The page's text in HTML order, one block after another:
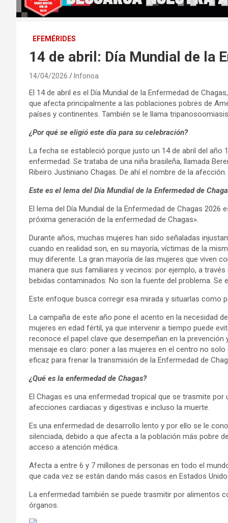
EFEMÉRIDES
14 de abril: Día Mundial de la
14/04/2026 Infonoa
El 14 de abril es el Día Mundial de la Enfermedad de
que afecta principalmente a las poblaciones pobres de
países y continentes. También se le llama
¿Por qué se eligió este día para su celebración?
La fecha se estableció porque justo un 14 de abril del
enfermedad. Se trataba de una niña brasileña, llamada
Ribeiro Justiniano Chagas. De ahí el nombre de la afección.
Este es el lema del Día Mundial de la Enfermedad de
El lema del Día Mundial de la Enfermedad de Chagas
próxima generación de la enfermedad de Chagas».
Durante años, muchas mujeres han sido señaladas
cuando en realidad son, en su mayoría, víctimas de la
muy diferente. La gran mayoría de las mujeres que viven
manera que sus familiares y vecinos: por ejemplo, a
bebidas contaminados. No son la fuente del problema. Se
Este enfoque busca corregir esa mirada y situarlas como
La campaña de este año pone el acento en la necesidad
mujeres en edad fértil, ya que intervenir a tiempo puede
reconoce el papel clave que desempeñan en la
mensaje es claro: poner a las mujeres en el centro no
eficaz para frenar la transmisión de la Enfermedad de
¿Qué es la enfermedad de Chagas?
El Chagas es una enfermedad tropical que se trasmite
afecciones cardiacas y digestivas e incluso la muerte.
Es una enfermedad de desarrollo lento y por ello se le
silenciada, debido a que afecta a la población más pobre
acceso a atención médica.
Afecta a entre 6 y 7 millones de personas en todo el
que cada vez se están dando más casos en Estados
La enfermedad también se puede trasmitir por alimentos
órganos.